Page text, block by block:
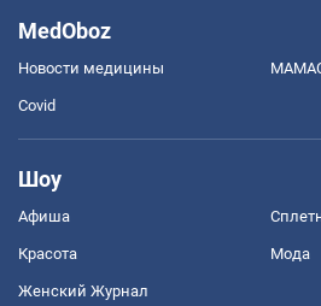
MedOboz
Новости медицины
Covid
Шоу
Афиша
Красота Мода
Женский Журнал